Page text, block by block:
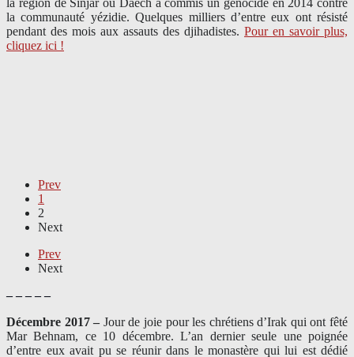
la communauté yézidie. Quelques milliers d’entre eux ont résisté
pendant des mois aux assauts des djihadistes. Pour en savoir plus,
cliquez ici !
Prev
1
2
Next
Prev
Next
– – – – –
Décembre 2017 – Jour de joie pour les chrétiens d’Irak qui ont fêté
Mar Behnam, ce 10 décembre. L’an dernier seule une poignée
d’entre eux avait pu se réunir dans le monastère qui lui est dédié